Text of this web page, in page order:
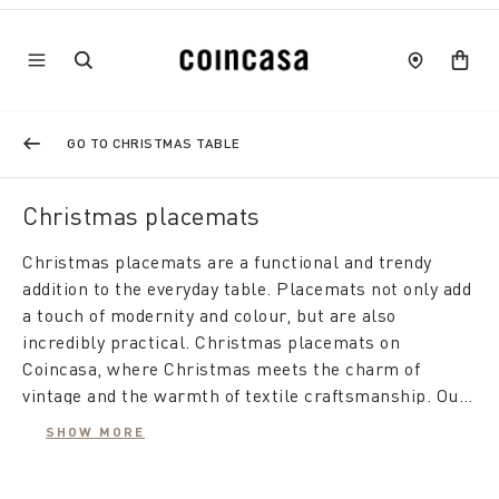
GO TO CHRISTMAS TABLE
Christmas placemats
Christmas placemats are a functional and trendy
addition to the everyday table. Placemats not only add
a touch of modernity and colour, but are also
incredibly practical. Christmas placemats on
Coincasa, where Christmas meets the charm of
vintage and the warmth of textile craftsmanship. Our
selection of placemats are designed to add a special
The yarn-dyed cotton fabric placemats are available in
SHOW MORE